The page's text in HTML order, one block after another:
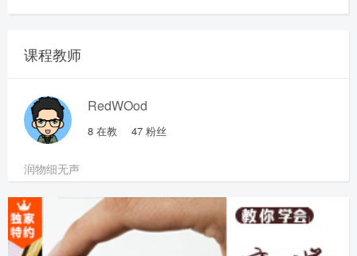
课程教师
RedWOod
8 在教 47 粉丝
润物细无声